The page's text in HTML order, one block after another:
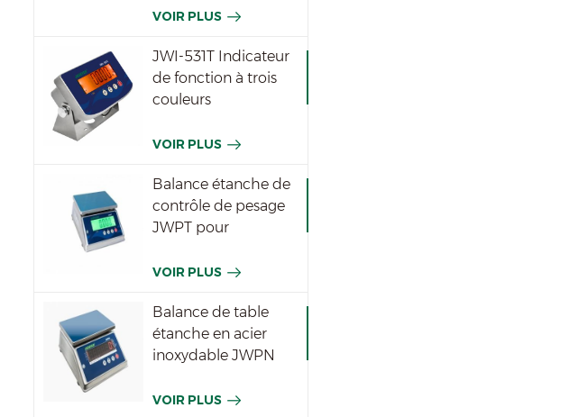
VOIR PLUS
JWI-531T Indicateur
de fonction à trois
couleurs
VOIR PLUS
Balance étanche de
contrôle de pesage
JWPT pour
VOIR PLUS
Balance de table
étanche en acier
inoxydable JWPN
VOIR PLUS